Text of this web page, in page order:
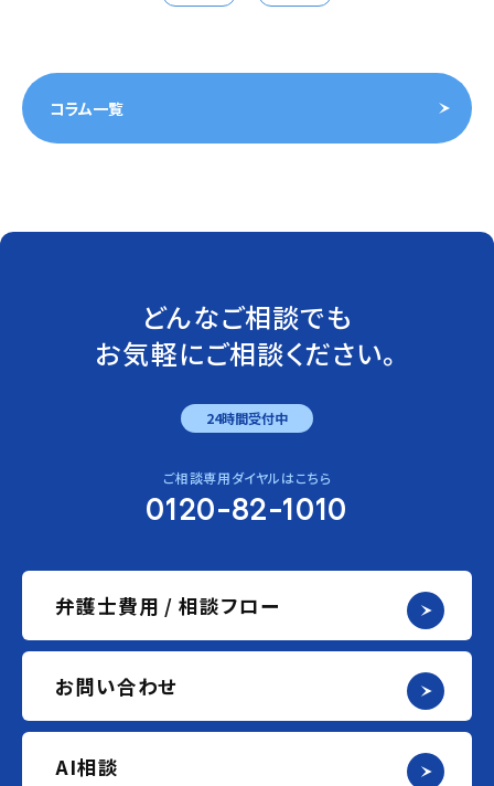
コラム一覧
どんなご相談でも
お気軽にご相談ください。
24時間受付中
ご相談専用ダイヤルはこちら
0120-82-1010
弁護士費用 / 相談フロー
お問い合わせ
AI相談